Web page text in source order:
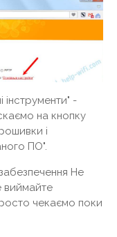
інструменти" -
на кнопку
і
ПО".
Не
виймайте
чекаємо поки